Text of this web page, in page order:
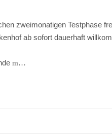
zweimonatigen Testphase
ab sofort dauerhaft
m…